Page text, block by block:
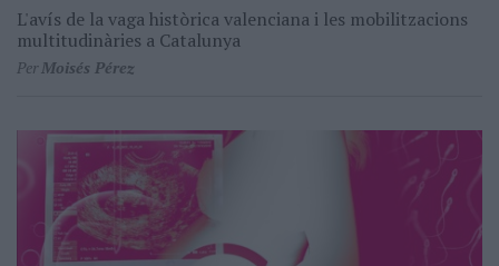
L'avís de la vaga històrica valenciana i les mobilitzacions
multitudinàries a Catalunya
PerMoisés Pérez